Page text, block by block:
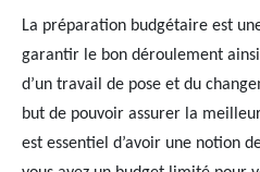
La préparation budgétaire est
garantir le bon déroulement
d’un travail de pose et du
but de pouvoir assurer la
est essentiel d’avoir une notion